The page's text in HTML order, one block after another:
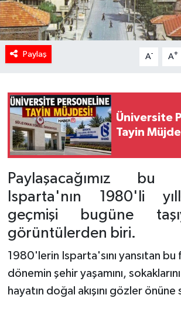
Paylaş A- A+
Üniversite
Tayin
Paylaşacağımız
Isparta'nın 1980'li
geçmişi bugüne
görüntülerden biri.
1980'lerin Isparta'sını yansıtan
dönemin şehir yaşamını,
hayatın doğal akışını gözler
MAGAZİN
Oyun
RESMİ İLANLAR
SAĞLIK
Tarihi Yapılarımız
Teknoloji
Türkiye
Yerel